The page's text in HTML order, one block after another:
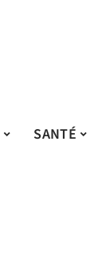
SANTÉ